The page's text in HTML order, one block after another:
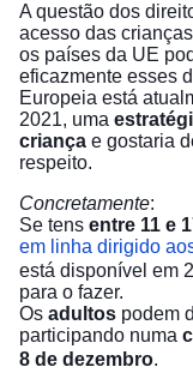
A questão dos
acesso das
os países da UE
eficazmente esses
Europeia está
2021, uma
criança e gostaria
respeito.
Concretamente:
Se tens entre 11 e
em linha dirigido
está disponível em
para o fazer.
Os adultos podem
participando numa
8 de dezembro.